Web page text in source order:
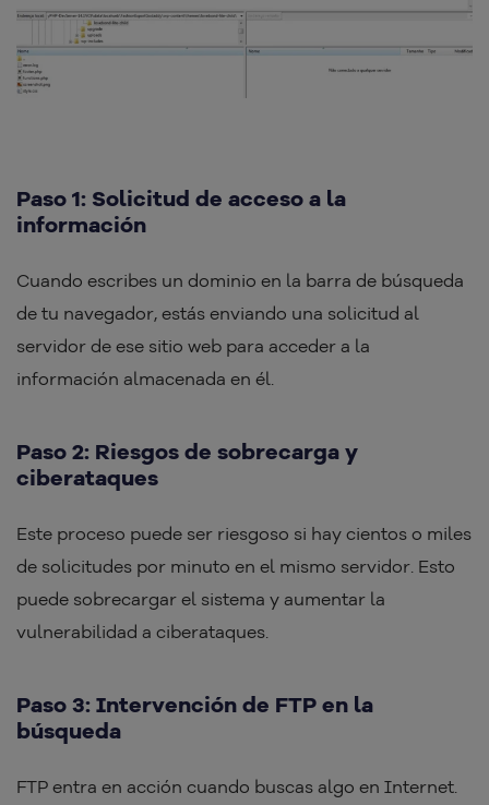
Paso 1: Solicitud de acceso a la
información
Cuando escribes un dominio en la barra de búsqueda
de tu navegador, estás enviando una solicitud al
servidor de ese sitio web para acceder a la
información almacenada en él.
Paso 2: Riesgos de sobrecarga y
ciberataques
Este proceso puede ser riesgoso si hay cientos o miles
de solicitudes por minuto en el mismo servidor. Esto
puede sobrecargar el sistema y aumentar la
vulnerabilidad a ciberataques.
Paso 3: Intervención de FTP en la
búsqueda
FTP entra en acción cuando buscas algo en Internet.